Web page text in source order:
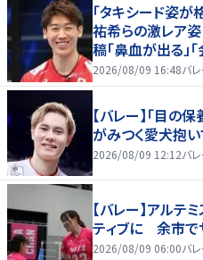
「タキシード姿
祐希らの激レア
稿「鼻血が出る」
好いい」
2026/08/09 16:48バ
【バレー】「目の
がみつく愛犬抱
2026/08/09 12:12バ
【バレー】アルテ
ティブに 余市で
2026/08/09 06:00バ